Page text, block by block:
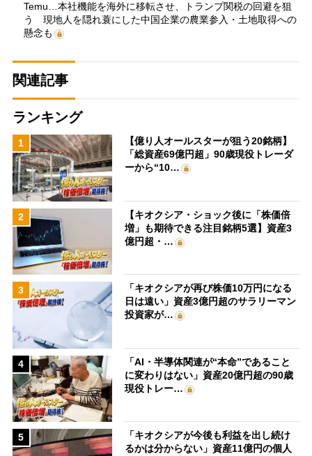
Temu…本社機能を海外に移転させ、トランプ関税の回避を狙
う 現地人を隠れ蓑にした中国企業の農業参入・土地取得への
懸念も
関連記事
ランキング
1
【億り人オールスターが狙う20銘柄】
「総資産69億円超」90歳現役トレーダ
ーから“10…
2
【キオクシア・ショック後に「株価倍
増」も期待できる注目銘柄5選】資産3
億円超・…
3
「キオクシアが再び株価10万円になる
日は遠い」資産3億円超のサラリーマン
投資家が…
4
「AI・半導体関連が“本命”であること
に変わりはない」資産20億円超の90歳
現役トレー…
5
「キオクシアが今後も利益を出し続け
るかは分からない」資産11億円の個人